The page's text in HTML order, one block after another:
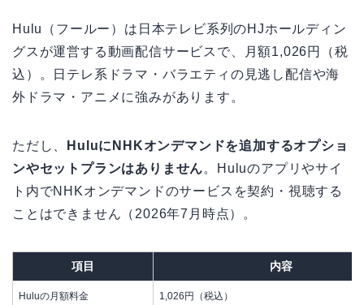
Hulu（フールー）は日本テレビ系列のHJホールディン
グスが運営する動画配信サービスで、月額1,026円（税
込）。日テレ系ドラマ・バラエティの見逃し配信や海
外ドラマ・アニメに強みがあります。
ただし、
HuluにNHKオンデマンドを追加するオプショ
ンやセットプランはありません。Huluのアプリやサイ
ト内でNHKオンデマンドのサービスを契約・視聴する
ことはできません（2026年7月時点）。
項目 内容
Huluの月額料金 1,026円（税込）